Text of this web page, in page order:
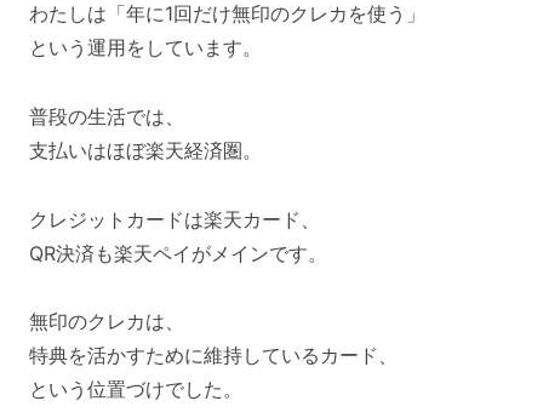
わたしは「年に1回だけ無印のクレカを使う」
という運用をしています。
普段の生活では、
支払いはほぼ楽天経済圏。
クレジットカードは楽天カード、
QR決済も楽天ペイがメインです。
無印のクレカは、
特典を活かすために維持しているカード、
という位置づけでした。